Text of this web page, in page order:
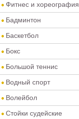
Фитнес и хореография
Бадминтон
Баскетбол
Бокс
Большой теннис
Водный спорт
Волейбол
Стойки судейские